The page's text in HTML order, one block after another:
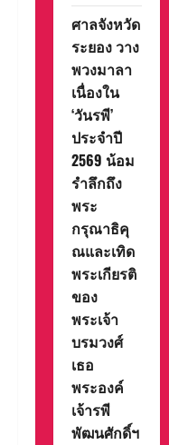
ศาลจังหวัด
ระยอง วาง
พวงมาลา
เนื่องใน
‘วันรพี’
ประจำปี
2569 น้อม
รำลึกถึง
พระ
กรุณาธิคุ
ณและเทิด
พระเกียรติ
ของ
พระเจ้า
บรมวงศ์
เธอ
พระองค์
เจ้ารพี
พัฒนศักดิ์ฯ